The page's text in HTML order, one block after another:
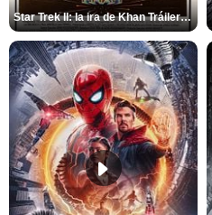
Star Trek II: la ira de Khan Tráiler VO